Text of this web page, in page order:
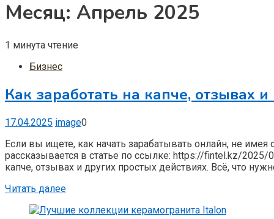
Месяц: Апрель 2025
1 минута чтение
Бизнес
Как заработать на капче, отзывах
17.04.2025 image0
Если вы ищете, как начать зарабатывать онлайн, не
рассказывается в статье по ссылке: https://fintel.kz/
капче, отзывах и других простых действиях. Всё, что
Читать далее